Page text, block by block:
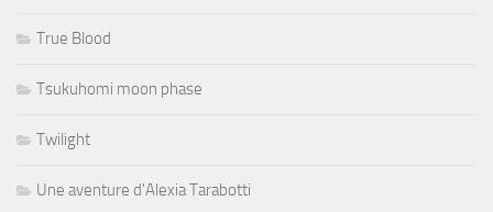
True Blood
Tsukuhomi moon phase
Twilight
Une aventure d'Alexia Tarabotti